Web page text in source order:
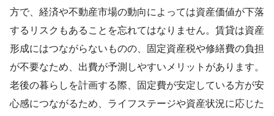
方で、経済や不動産市場の動向によっては資産価値が下落
するリスクもあることを忘れてはなりません。賃貸は資産
形成にはつながらないものの、固定資産税や修繕費の負担
が不要なため、出費が予測しやすいメリットがあります。
老後の暮らしを計画する際、固定費が安定している方が安
心感につながるため、ライフステージや資産状況に応じた